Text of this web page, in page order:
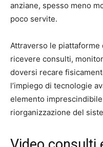
anziane, spesso meno
poco servite.
Attraverso le
ricevere consulti,
doversi recare
l’impiego di tecnologie
elemento
riorganizzazione del